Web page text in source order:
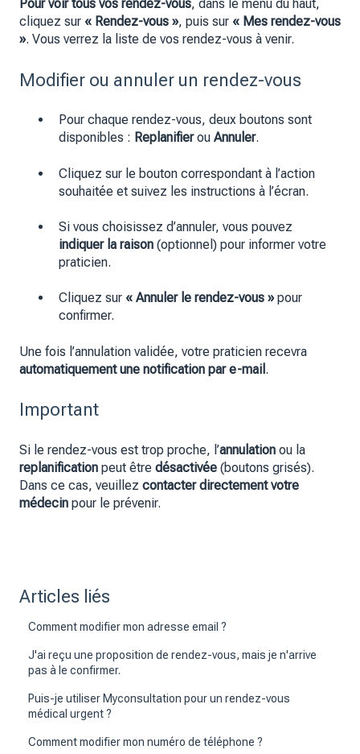
Pour voir tous vos rendez-vous, dans le menu du haut,
cliquez sur « Rendez-vous », puis sur « Mes rendez-vous
». Vous verrez la liste de vos rendez-vous à venir.
Modifier ou annuler un rendez-vous
Pour chaque rendez-vous, deux boutons sont
disponibles : Replanifierou Annuler.
Cliquez sur le bouton correspondant à l’action
souhaitée et suivez les instructions à l’écran.
Si vous choisissez d’annuler, vous pouvez
indiquer la raison (optionnel) pour informer votre
praticien.
Cliquez sur « Annuler le rendez-vous » pour
confirmer.
Une fois l’annulation validée, votre praticien recevra
automatiquement une notification par e-mail .
Important
Si le rendez-vous est trop proche, l’annulation ou la
replanification peut être désactivée (boutons grisés).
Dans ce cas, veuillez contacter directement votre
médecin pour le prévenir.
Articles liés
Comment modifier mon adresse email ?
J'ai reçu une proposition de rendez-vous, mais je n'arrive
pas à le confirmer.
Puis-je utiliser Myconsultation pour un rendez-vous
médical urgent ?
Comment modifier mon numéro de téléphone ?